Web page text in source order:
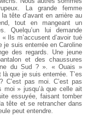
La grande femme
tête d’avant en arrière au
tout en mangeant un
Quelqu’un lui demande
Ils m’accusent d’avoir tué
je suis enterrée en Caroline
des regards. Une jeune
et des chaussures
du Sud ? ». « Ouais »
que je suis enterrée. T’es
pas moi. C’est pas
moi » jusqu’à que celle ait
essuyée, faisant tomber
tête et se retrancher dans
peut entendre.